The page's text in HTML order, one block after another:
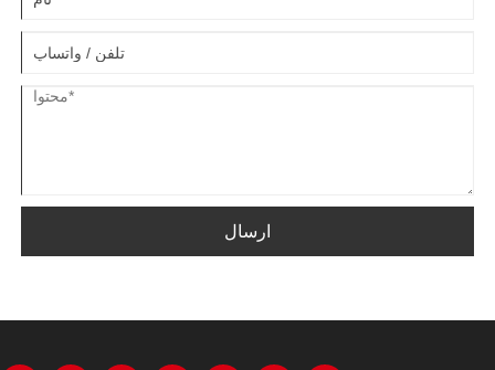
ارسال